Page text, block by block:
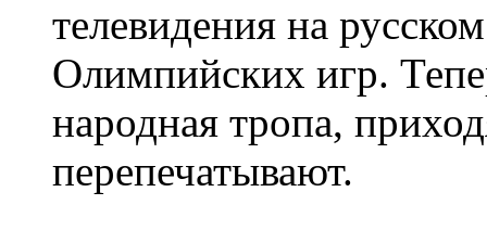
телевидения на
Олимпийских игр.
народная тропа,
перепечатывают.